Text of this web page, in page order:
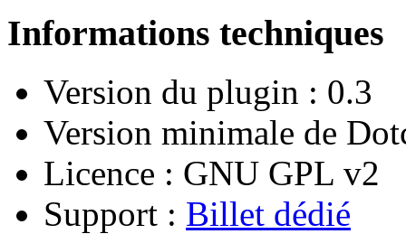
Informations techniques
Version du plugin : 0.3
Version minimale de
Licence : GNU GPL v2
Support : Billet dédié